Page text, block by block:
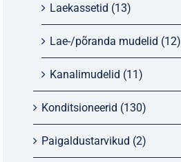
Laekassetid (13)
Lae-/põranda mudelid (12)
Kanalimudelid (11)
Konditsioneerid (130)
Paigaldustarvikud (2)